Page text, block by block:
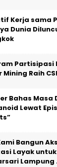
Kerja sama
Dunia
Partisipasi
Mining Raih
Bahas Masa
Lewat
Bangun
Layak
Lampung